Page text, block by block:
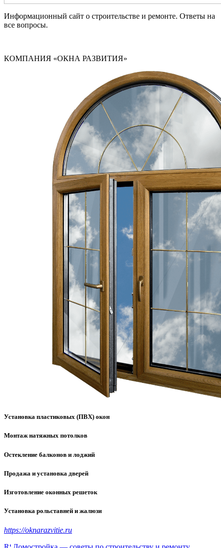
Информационный сайт о строительстве и ремонте. Ответы на
все вопросы.
КОМПАНИЯ «ОКНА РАЗВИТИЯ»
Установка пластиковых (ПВХ) окон
Монтаж натяжных потолков
Остекление балконов и лоджий
Продажа и установка дверей
Изготовление оконных решеток
Установка рольставней и жалюзи
https://oknarazvitie.ru